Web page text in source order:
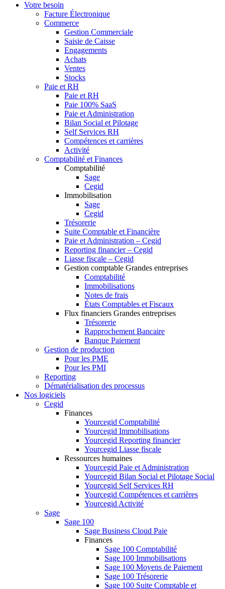
Votre besoin
Facture Électronique
Commerce
Gestion Commerciale
Saisie de Caisse
Engagements
Achats
Ventes
Stocks
Paie et RH
Paie et RH
Paie 100% SaaS
Paie et Administration
Bilan Social et Pilotage
Self Services RH
Compétences et carrières
Activité
Comptabilité et Finances
Comptabilité
Sage
Cegid
Immobilisation
Sage
Cegid
Trésorerie
Suite Comptable et Financière
Paie et Administration – Cegid
Reporting financier – Cegid
Liasse fiscale – Cegid
Gestion comptable Grandes entreprises
Comptabilité
Immobilisations
Notes de frais
États Comptables et Fiscaux
Flux financiers Grandes entreprises
Trésorerie
Rapprochement Bancaire
Banque Paiement
Gestion de production
Pour les PME
Pour les PMI
Reporting
Dématérialisation des processus
Nos logiciels
Cegid
Finances
Yourcegid Comptabilité
Yourcegid Immobilisations
Yourcegid Reporting financier
Yourcegid Liasse fiscale
Ressources humaines
Yourcegid Paie et Administration
Yourcegid Bilan Social et Pilotage Social
Yourcegid Self Services RH
Yourcegid Compétences et carrières
Yourcegid Activité
Sage
Sage 100
Sage Business Cloud Paie
Finances
Sage 100 Comptabilité
Sage 100 Immobilisations
Sage 100 Moyens de Paiement
Sage 100 Trésorerie
Sage 100 Suite Comptable et